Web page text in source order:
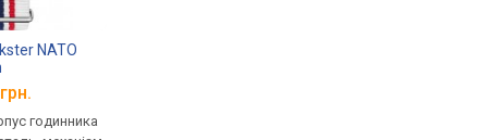
NATO
годинника